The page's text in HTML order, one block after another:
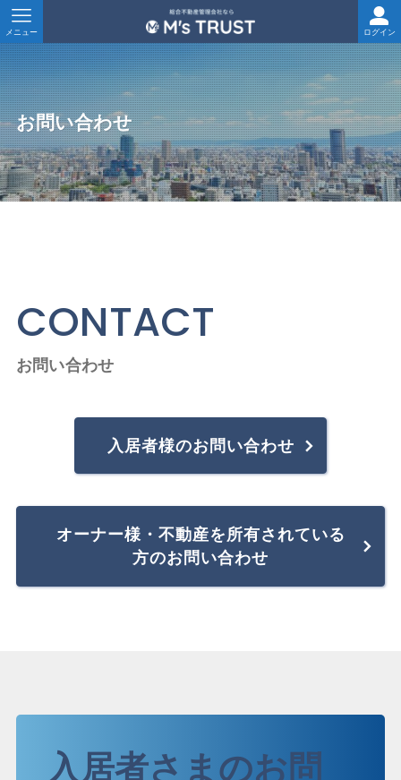
ログイン
メニュー
お問い合わせ
CONTACT
お問い合わせ
入居者様のお問い合わせ
オーナー様・不動産を所有されている
方のお問い合わせ
入居者さまのお問